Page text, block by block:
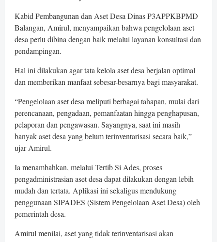
Kabid Pembangunan dan Aset Desa Dinas P3APPKBPMD
Balangan, Amirul, menyampaikan bahwa pengelolaan aset
desa perlu dibina dengan baik melalui layanan konsultasi dan
pendampingan.
Hal ini dilakukan agar tata kelola aset desa berjalan optimal
dan memberikan manfaat sebesar-besarnya bagi masyarakat.
“Pengelolaan aset desa meliputi berbagai tahapan, mulai dari
perencanaan, pengadaan, pemanfaatan hingga penghapusan,
pelaporan dan pengawasan. Sayangnya, saat ini masih
banyak aset desa yang belum terinventarisasi secara baik,”
ujar Amirul.
Ia menambahkan, melalui Tertib Si Ades, proses
pengadministrasian aset desa dapat dilakukan dengan lebih
mudah dan tertata. Aplikasi ini sekaligus mendukung
penggunaan SIPADES (Sistem Pengelolaan Aset Desa) oleh
pemerintah desa.
Amirul menilai, aset yang tidak terinventarisasi akan